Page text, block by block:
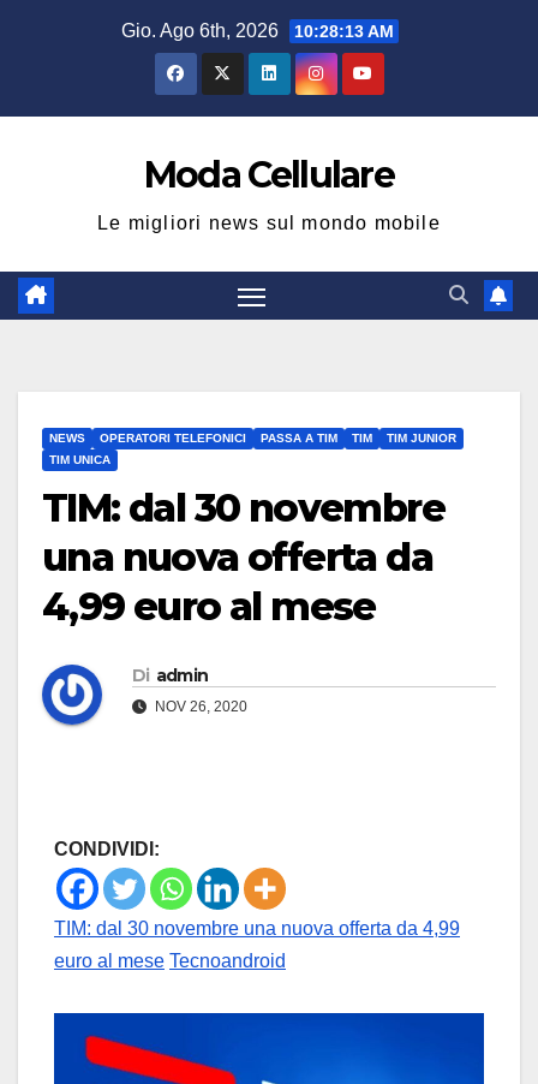
Gio. Ago 6th, 2026 10:28:14 AM
Moda Cellulare
Le migliori news sul mondo mobile
NEWS OPERATORI TELEFONICI PASSA A TIM TIM
TIM JUNIOR
TIM UNICA
TIM: dal 30 novembre
una nuova offerta da
4,99 euro al mese
Di admin
NOV 26, 2020
CONDIVIDI:
TIM: dal 30 novembre una nuova offerta da 4,99
euro al mese Tecnoandroid